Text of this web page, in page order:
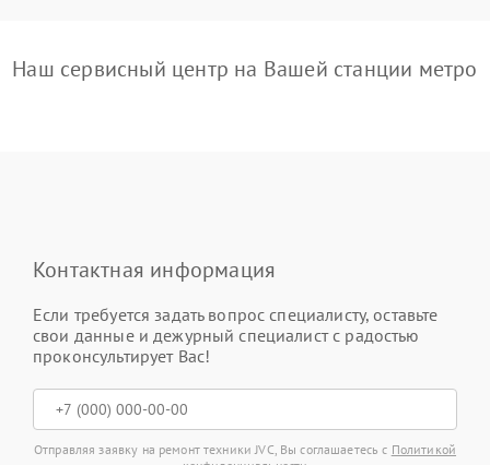
Наш сервисный центр на Вашей станции метро
Контактная информация
Если требуется задать вопрос специалисту, оставьте
свои данные и дежурный специалист с радостью
проконсультирует Вас!
Отправляя заявку на ремонт техники JVC, Вы соглашаетесь с Политикой